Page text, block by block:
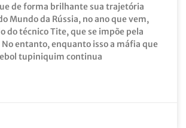
de forma brilhante sua trajetória
Mundo da Rússia, no ano que vem,
do técnico Tite, que se impõe pela
entanto, enquanto isso a máfia que
tupiniquim continua